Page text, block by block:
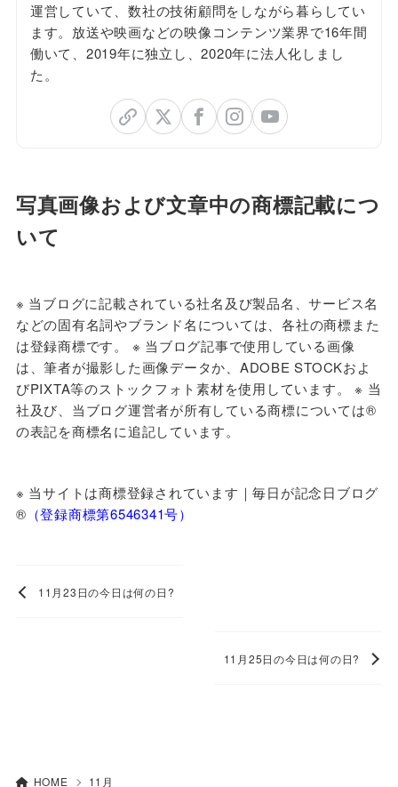
運営していて、数社の技術顧問をしながら暮らしてい
ます。放送や映画などの映像コンテンツ業界で16年間
働いて、2019年に独立し、2020年に法人化しまし
た。
写真画像および文章中の商標記載につ
いて
※ 当ブログに記載されている社名及び製品名、サービス名
などの固有名詞やブランド名については、各社の商標また
は登録商標です。 ※ 当ブログ記事で使用している画像
は、筆者が撮影した画像データか、ADOBE STOCKおよ
びPIXTA等のストックフォト素材を使用しています。 ※ 当
社及び、当ブログ運営者が所有している商標については®
の表記を商標名に追記しています。
※ 当サイトは商標登録されています｜毎日が記念日ブログ
®️ （登録商標第6546341号）
11月23日の今日は何の日?
11月25日の今日は何の日?
HOME 11月